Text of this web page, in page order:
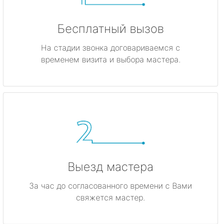
Бесплатный вызов
На стадии звонка договариваемся с
временем визита и выбора мастера.
Выезд мастера
За час до согласованного времени с Вами
свяжется мастер.